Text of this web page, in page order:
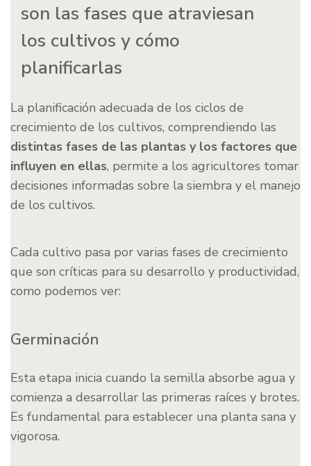
son las fases que atraviesan
los cultivos y cómo
planificarlas
La planificación adecuada de los ciclos de
crecimiento de los cultivos, comprendiendo las
distintas fases de las plantas y los factores que
influyen en ellas, permite a los agricultores tomar
decisiones informadas sobre la siembra y el manejo
de los cultivos.
Cada cultivo pasa por varias fases de crecimiento
que son críticas para su desarrollo y productividad,
como podemos ver:
Germinación
Esta etapa inicia cuando la semilla absorbe agua y
comienza a desarrollar las primeras raíces y brotes.
Es fundamental para establecer una planta sana y
vigorosa.